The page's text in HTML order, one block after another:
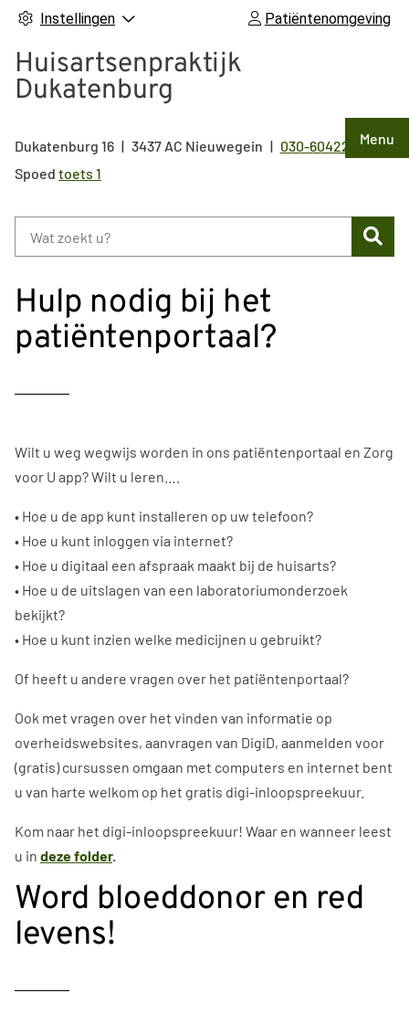
Instellingen Patiëntenomgeving
Huisartsenpraktijk
Dukatenburg
Menu
Dukatenburg 16 3437 AC Nieuwegein Tel:
030-6042211
Spoed toets 1
Hulp nodig bij het
patiëntenportaal?
Wilt u weg wegwijs worden in ons patiëntenportaal en Zorg
voor U app? Wilt u leren….
• Hoe u de app kunt installeren op uw telefoon?
• Hoe u kunt inloggen via internet?
• Hoe u digitaal een afspraak maakt bij de huisarts?
• Hoe u de uitslagen van een laboratoriumonderzoek
bekijkt?
• Hoe u kunt inzien welke medicijnen u gebruikt?
Of heeft u andere vragen over het patiëntenportaal?
Ook met vragen over het vinden van informatie op
overheidswebsites, aanvragen van DigiD, aanmelden voor
(gratis) cursussen omgaan met computers en internet bent
u van harte welkom op het gratis digi-inloopspreekuur.
Kom naar het digi-inloopspreekuur! Waar en wanneer leest
u in deze folder.
Word bloeddonor en red
levens!